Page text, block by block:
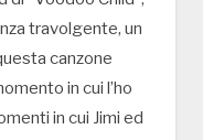
travolgente, un
canzone
in cui l’ho
in cui Jimi ed